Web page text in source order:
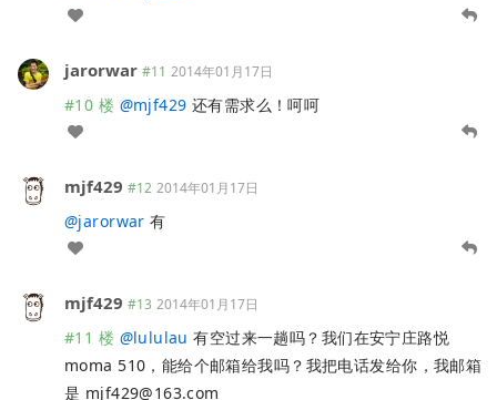
jarorwar #11 2014年01月17日
#10 楼 @mjf429 还有需求么！呵呵
mjf429 #12 2014年01月17日
@jarorwar 有
mjf429 #13 2014年01月17日
#11 楼 @lululau 有空过来一趟吗？我们在安宁庄路悦
moma 510，能给个邮箱给我吗？我把电话发给你，我邮箱
是 mjf429@163.com